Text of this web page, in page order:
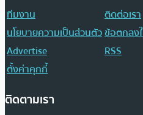
ทีมงาน
ติดต่อเรา
นโยบายความเป็นส่วนตัวข้อตกลง
Advertise
RSS
ตั้งค่าคุกกี้
ติดตามเรา